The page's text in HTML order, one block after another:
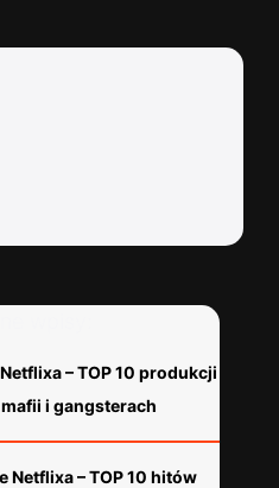
– TOP 10 produkcji
i gangsterach
Netflixa – TOP 10 hitów